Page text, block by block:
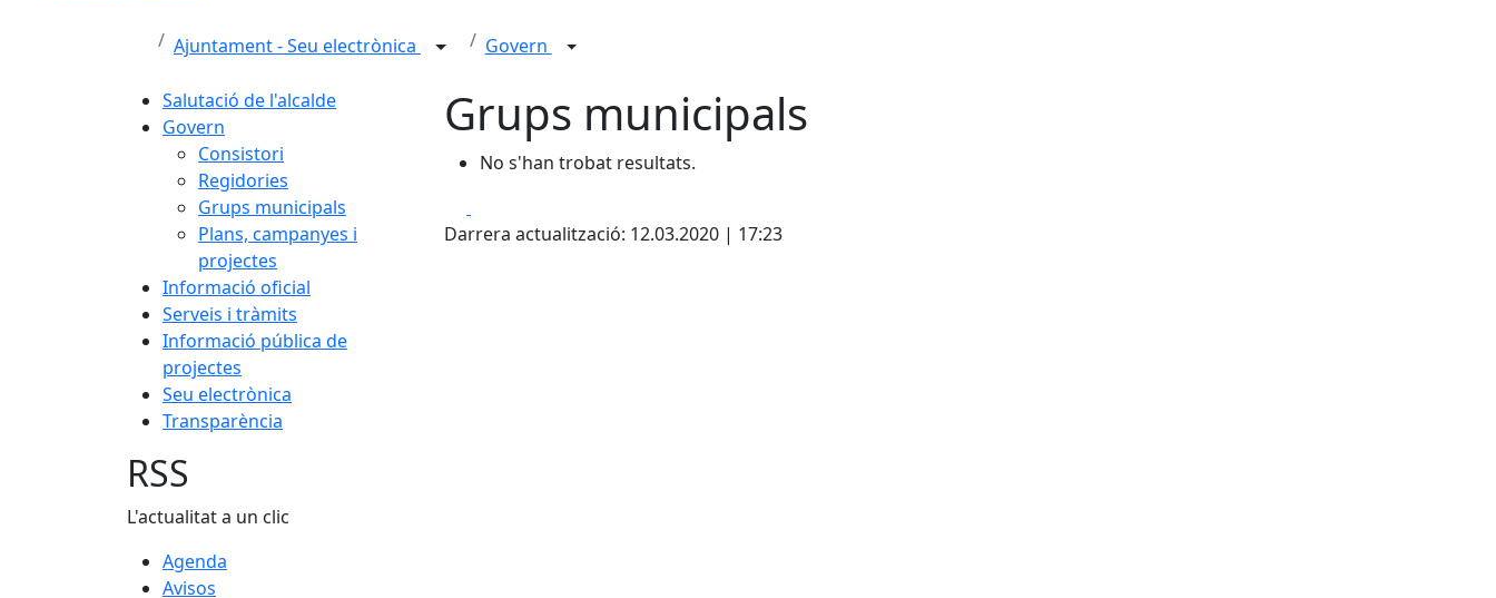
Ajuntament - Seu electrònica Govern
Salutació de l'alcalde
Govern
Consistori
Regidories
Grups municipals
Plans, campanyes i
projectes
Informació oficial
Serveis i tràmits
Informació pública de
projectes
Seu electrònica
Transparència
Grups municipals
No s'han trobat resultats.
Darrera actualització: 12.03.2020 | 17:23
RSS
L'actualitat a un clic
Agenda
Avisos